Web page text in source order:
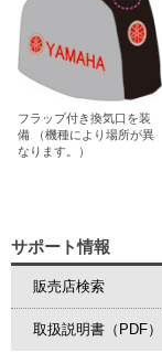
フラップ付き換気口を装
備 （機種により場所が異
なります。）
サポート情報
販売店検索
取扱説明書（PDF）